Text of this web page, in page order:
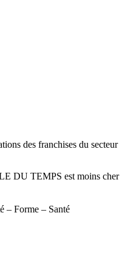
des franchises du secteur
DU TEMPS est moins cher
– Forme – Santé